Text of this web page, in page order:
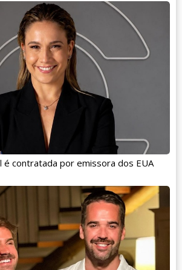
é contratada por emissora dos EUA